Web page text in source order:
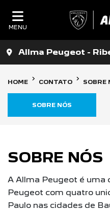
MENU
Allma Peugeot -
HOME CONTATO SOBRE
SOBRE NÓS
SOBRE NÓS
A Allma Peugeot é uma
Peugeot com quatro
Paulo nas cidades de